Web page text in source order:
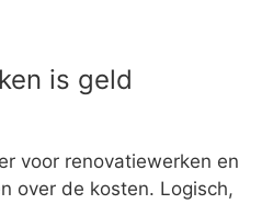
is geld
voor renovatiewerken en
over de kosten. Logisch,